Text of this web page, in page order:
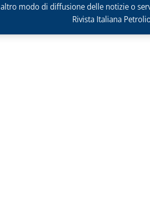
altro modo di diffusione delle notizie o
Rivista Italiana